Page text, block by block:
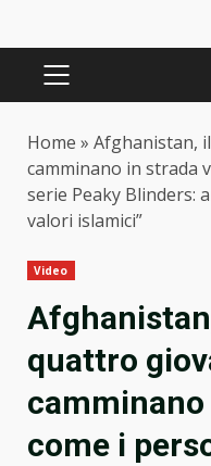
PRIMARY
Home » Afghanistan,
camminano in strada
serie Peaky Blinders:
valori islamici”
Video
quattro
come i